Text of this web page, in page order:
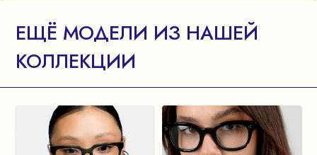
ЕЩЁ МОДЕЛИ ИЗ НАШЕЙ
КОЛЛЕКЦИИ